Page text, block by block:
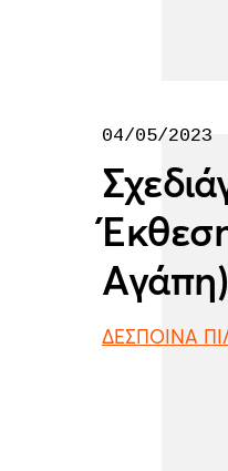
04/05/2023
Αγάπη)
ΔΕΣΠΟΙΝΑ